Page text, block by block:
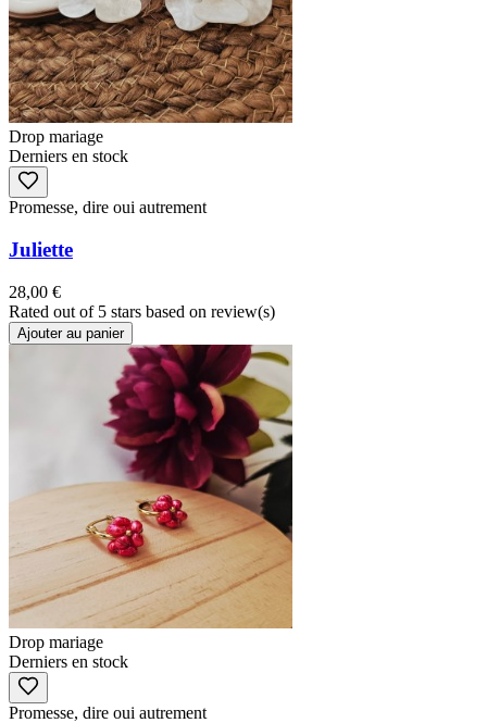
Drop mariage
Derniers en stock
Promesse, dire oui autrement
Juliette
28,00 €
Rated out of 5 stars based on review(s)
Ajouter au panier
Drop mariage
Derniers en stock
Promesse, dire oui autrement